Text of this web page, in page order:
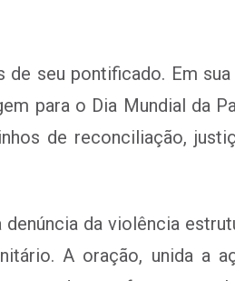
seu pontificado. Em
para o Dia Mundial da
de reconciliação,
da violência
A oração, unida a